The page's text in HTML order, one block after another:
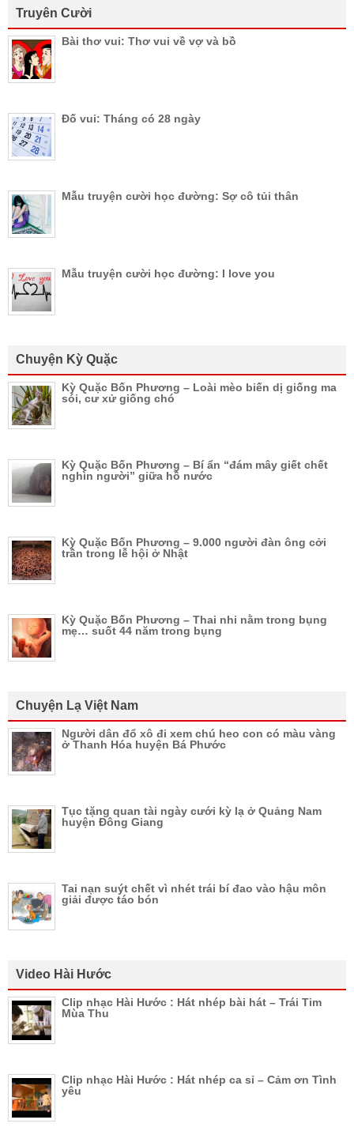
Truyên Cười
Bài thơ vui: Thơ vui về vợ và bồ
Đố vui: Tháng có 28 ngày
Mẫu truyện cười học đường: Sợ cô tủi thân
Mẫu truyện cười học đường: I love you
Chuyện Kỳ Quặc
Kỳ Quặc Bốn Phương – Loài mèo biến dị giống ma
sói, cư xử giống chó
Kỳ Quặc Bốn Phương – Bí ẩn “đám mây giết chết
nghìn người” giữa hồ nước
Kỳ Quặc Bốn Phương – 9.000 người đàn ông cởi
trần trong lễ hội ở Nhật
Kỳ Quặc Bốn Phương – Thai nhi nằm trong bụng
mẹ… suốt 44 năm trong bụng
Chuyện Lạ Việt Nam
Người dân đổ xô đi xem chú heo con có màu vàng
ở Thanh Hóa huyện Bá Phước
Tục tặng quan tài ngày cưới kỳ lạ ở Quảng Nam
huyện Đông Giang
Tai nạn suýt chết vì nhét trái bí đao vào hậu môn
giải được táo bón
Video Hài Hước
Clip nhạc Hài Hước : Hát nhép bài hát – Trái Tim
Mùa Thu
Clip nhạc Hài Hước : Hát nhép ca sỉ – Cảm ơn Tình
yêu